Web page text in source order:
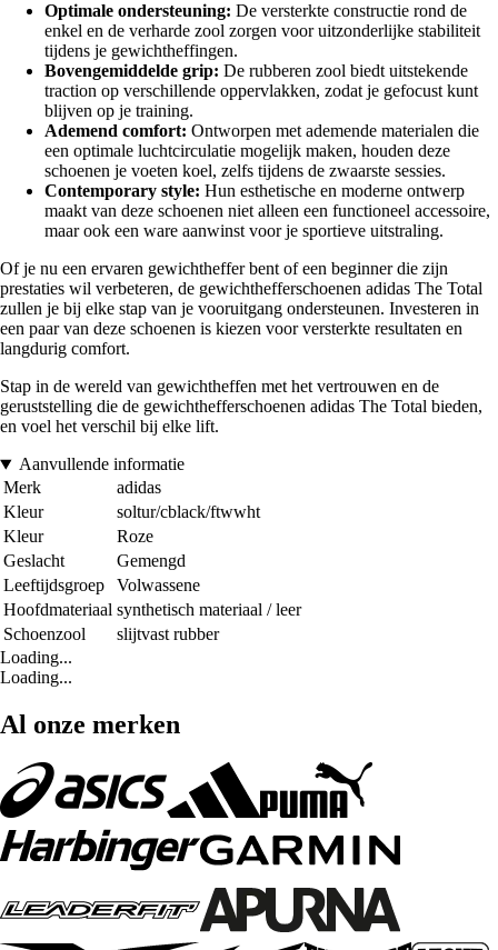
Optimale ondersteuning: De versterkte constructie rond de
enkel en de verharde zool zorgen voor uitzonderlijke stabiliteit
tijdens je gewichtheffingen.
Bovengemiddelde grip: De rubberen zool biedt uitstekende
traction op verschillende oppervlakken, zodat je gefocust kunt
blijven op je training.
Ademend comfort: Ontworpen met ademende materialen die
een optimale luchtcirculatie mogelijk maken, houden deze
schoenen je voeten koel, zelfs tijdens de zwaarste sessies.
Contemporary style: Hun esthetische en moderne ontwerp
maakt van deze schoenen niet alleen een functioneel accessoire,
maar ook een ware aanwinst voor je sportieve uitstraling.
Of je nu een ervaren gewichtheffer bent of een beginner die zijn
prestaties wil verbeteren, de gewichthefferschoenen adidas The Total
zullen je bij elke stap van je vooruitgang ondersteunen. Investeren in
een paar van deze schoenen is kiezen voor versterkte resultaten en
langdurig comfort.
Stap in de wereld van gewichtheffen met het vertrouwen en de
geruststelling die de gewichthefferschoenen adidas The Total bieden,
en voel het verschil bij elke lift.
Aanvullende informatie
Merk
adidas
Kleur
soltur/cblack/ftwwht
Kleur
Roze
Geslacht
Gemengd
Leeftijdsgroep
Volwassene
Hoofdmateriaal synthetisch materiaal / leer
Schoenzool
slijtvast rubber
Loading...
Loading...
Al onze merken